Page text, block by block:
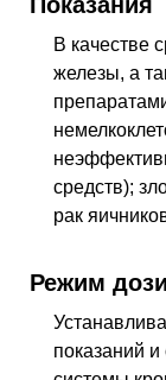
В качестве
железы, а
средств);
рак
Режим
показаний